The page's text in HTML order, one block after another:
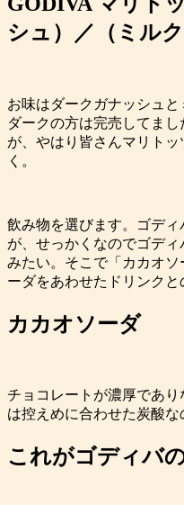
シュ）／（ミル
お味はダークガナッシュ
ダークの方は完売してま
が、やはり皆さんマリト
く。
飲み物を選びます。ゴデ
が、せっかくなのでゴデ
みたい。そこで「カカオ
ーダをあわせたドリンクと
カカオソーダ
チョコレートが濃厚であ
は控えめに合わせた炭酸な
これがゴディバ